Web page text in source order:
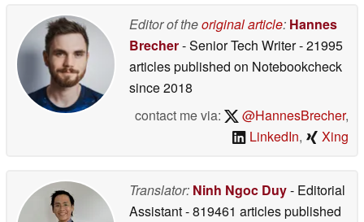
atualizações04/14/2026 Editor of theoriginal article: Hannes
Brecher- Senior Tech Writer- 21995
articles published on Notebookcheck
since 2018
contact me via:
@HannesBrecher,
LinkedIn, Xing
Translator: Ninh Ngoc Duy- Editorial
Assistant- 819461 articles published